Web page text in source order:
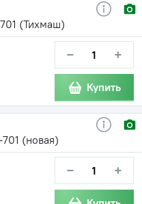
(Тихмаш)
− +
Купить
(новая)
− +